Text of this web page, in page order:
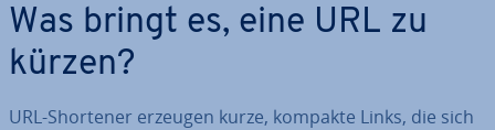
Was bringt es, eine URL zu
kürzen?
URL-Shortener erzeugen kurze, kompakte Links, die sich